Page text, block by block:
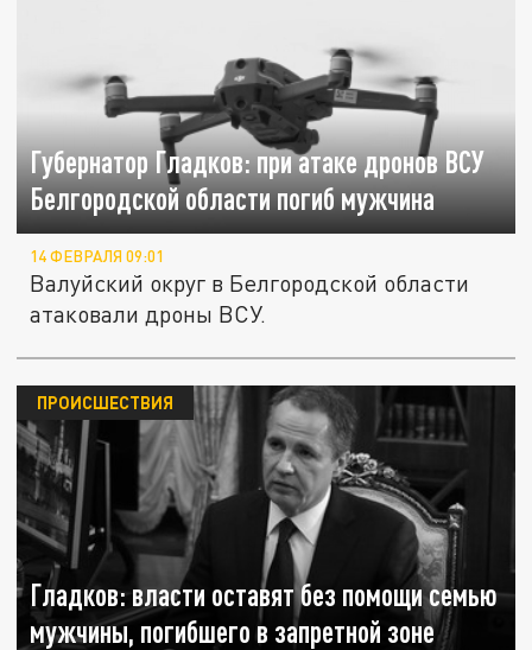
Губернатор Гладков: при атаке дронов ВСУ
Белгородской области погиб мужчина
14 ФЕВРАЛЯ 09:01
Валуйский округ в Белгородской области
атаковали дроны ВСУ.
Гладков: власти оставят без помощи семью
мужчины, погибшего в запретной зоне
ПРОИСШЕСТВИЯ